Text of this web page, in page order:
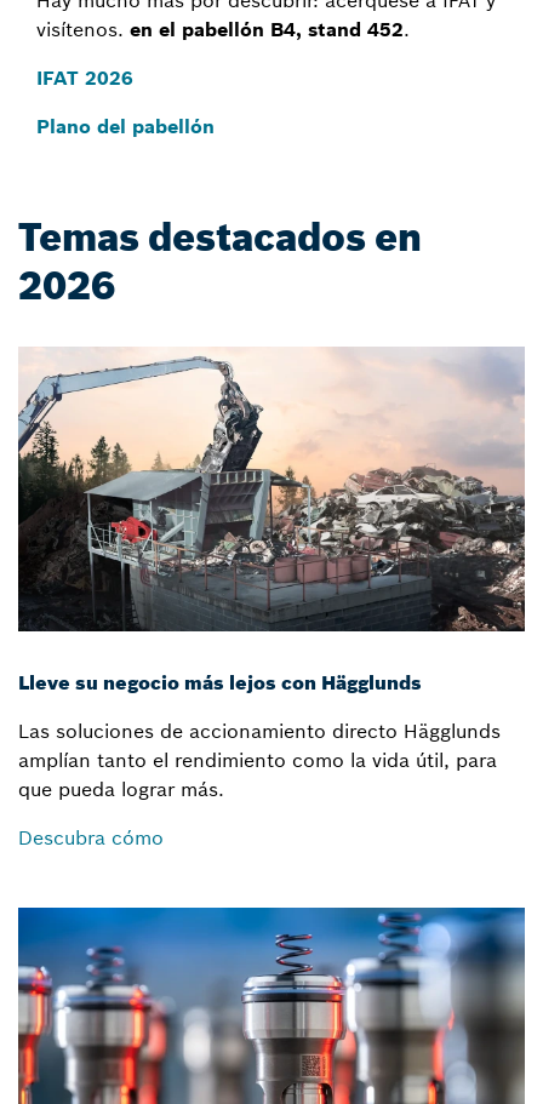
visítenos. en el pabellón B4, stand 452.
IFAT 2026
Plano del pabellón
Temas destacados en
2026
Lleve su negocio más lejos con Hägglunds
Las soluciones de accionamiento directo Hägglunds
amplían tanto el rendimiento como la vida útil, para
que pueda lograr más.
Descubra cómo